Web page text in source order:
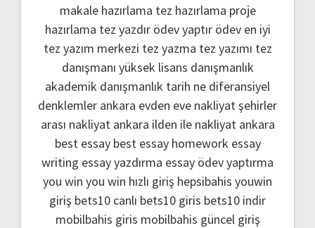
makale hazırlama tez hazırlama proje
hazırlama tez yazdır ödev yaptır ödev en iyi
tez yazım merkezi tez yazma tez yazımı tez
danışmanı yüksek lisans danışmanlık
akademik danışmanlık tarih ne diferansiyel
denklemler ankara evden eve nakliyatşehirler
arası nakliyat ankara ilden ile nakliyat ankara
best essay best essay homework essay
writing essay yazdırma essay ödev yaptırma
you win you win hızlı giriş hepsibahis youwin
giriş bets10 canlı bets10 giris bets10 indir
mobilbahis giris mobilbahis güncel giriş